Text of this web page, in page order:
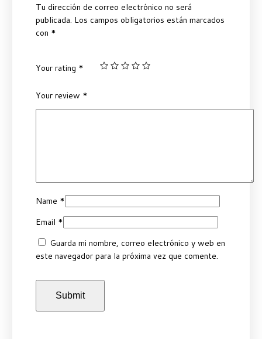
Tu dirección de correo electrónico no será
publicada. Los campos obligatorios están marcados
con *
Your rating *
Your review *
Name *
Email *
Guarda mi nombre, correo electrónico y web en
este navegador para la próxima vez que comente.